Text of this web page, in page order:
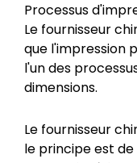
Processus
Le fournisseur
que l'impression
l'un des
dimensions.
Le fournisseur
le principe est